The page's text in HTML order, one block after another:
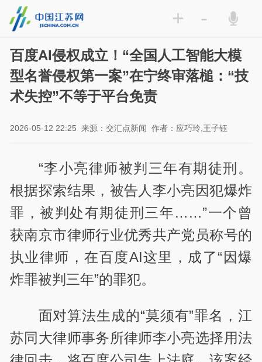
+ -
百度AI侵权成立！“全国人工智能大模
型名誉侵权第一案”在宁终审落槌：“技
术失控”不等于平台免责
2026-05-12 22:25 来源：交汇点新闻 作者：应巧玲,王子钰
“李小亮律师被判三年有期徒刑。
根据探索结果，被告人李小亮因犯爆炸
罪，被判处有期徒刑三年……”一个曾
获南京市律师行业优秀共产党员称号的
执业律师，在百度AI这里，成了“因爆
炸罪被判三年”的罪犯。
面对算法生成的“莫须有”罪名，江
苏同大律师事务所律师李小亮选择用法